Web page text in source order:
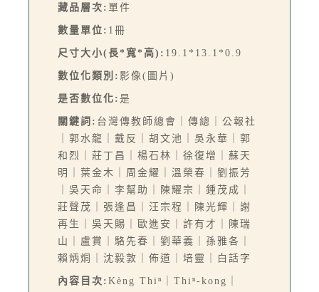
藏品層次: 單件
數量單位: 1冊
尺寸大小(長*寬*高): 19.1*13.1*0.9
數位化類別: 影像(圖片)
是否數位化: 是
關鍵詞: 台灣傳教師總會｜傳總｜公報社
｜郭水龍｜戴反｜胡文池｜吳永華｜郭
和烈｜莊丁昌｜楊石林｜徐復增｜蘇天
明｜葉金木｜周金耀｜溫榮春｜劉振芳
｜吳天命｜李幫助｜陳耀宗｜鍾茂成｜
莊聲茂｜張逢昌｜汪宗程｜陳光輝｜謝
再生｜吳天賜｜歐進安｜許有才｜陳瑞
山｜盧賞｜駱先春｜劉華義｜孫雅各｜
賴炳烔｜沈毅敦｜佈道｜培靈｜白話字
內容目次: Kèng Thiⁿ｜Thiⁿ-kong｜